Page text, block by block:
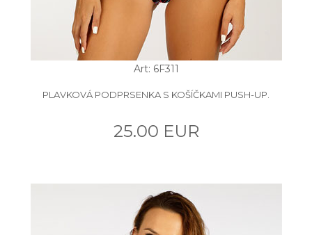
Art: 6F311
PLAVKOVÁ PODPRSENKA S KOŠÍČKAMI PUSH-UP.
25.00 EUR